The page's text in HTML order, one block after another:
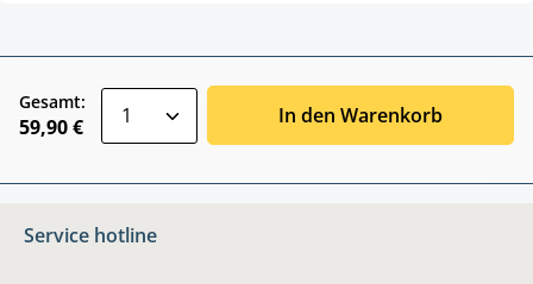
Gesamt:
59,90 € In den Warenkorb
Service hotline